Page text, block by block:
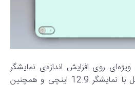
روی افزایش اندازه‌ی نمایشگر
دارد. عرضه‌ی این تبلت اپل با نمایشگر 12.9 اینچی و همچنین